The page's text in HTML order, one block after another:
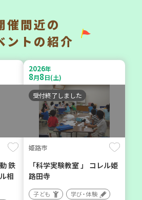
い
神戸市東灘区
ティールームすみれ会」
（毎月第2金曜日）
食 カフェ・つどい場
2026年
9月10日(木)
催間近の
ントの紹介
鉄
相
2026年
8月8日(土)
受付終了しました
姫路市
「科学実験教室 」 コレル姫
路田寺
子ども 学び・体験